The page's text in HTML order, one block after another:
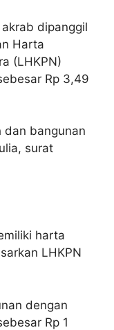
dipanggil
Harta
(LHKPN)
Rp 3,49
dan bangunan
surat
harta
LHKPN
dengan
Rp 1